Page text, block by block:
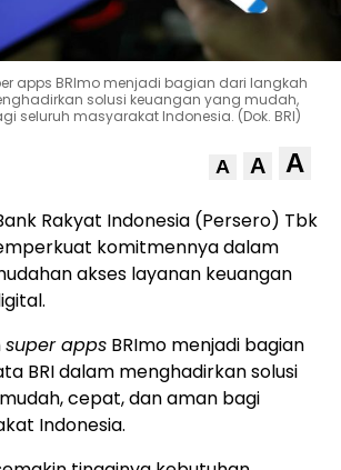
apps BRImo menjadi bagian dari langkah
solusi keuangan yang mudah,
seluruh masyarakat Indonesia. (Dok. BRI)
A A A
Rakyat Indonesia (Persero) Tbk
komitmennya dalam
akses layanan keuangan
super apps BRImo menjadi bagian
BRI dalam menghadirkan solusi
cepat, dan aman bagi
Indonesia.